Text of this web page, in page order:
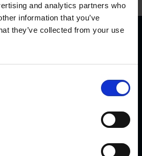
and analytics partners who
information that you’ve
they’ve collected from your use
Herstellung von
und Motortrolleys
und Island bis nach Saudi